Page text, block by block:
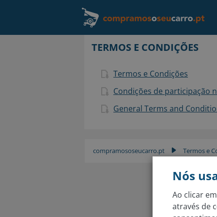
TERMOS E CONDIÇÕES
Termos e Condições
Condições de participação
General Terms and
compramososeucarro.pt Termos e
Nós
Ao clicar
através de